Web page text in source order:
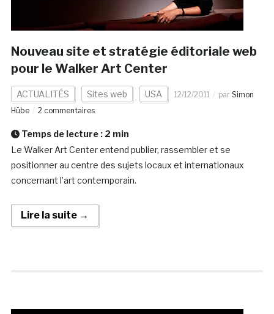
Nouveau site et stratégie éditoriale web
pour le Walker Art Center
ACTUALITÉS Sites web USA 12/12/2011 par Simon
Hübe
2 commentaires
Temps de lecture : 2 min
Le Walker Art Center entend publier, rassembler et se
positionner au centre des sujets locaux et internationaux
concernant l’art contemporain.
Lire la suite →